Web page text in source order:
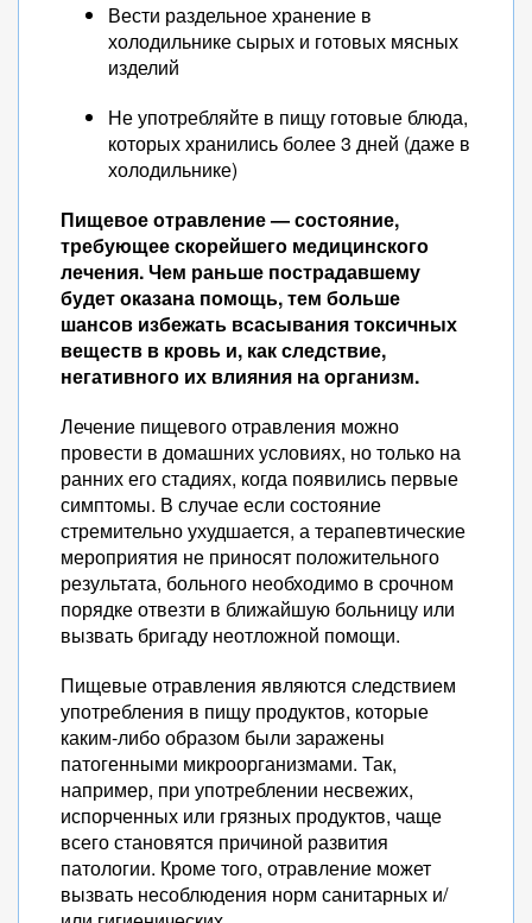
Вести раздельное хранение в
холодильнике сырых и готовых мясных
изделий
Не употребляйте в пищу готовые блюда,
которых хранились более 3 дней (даже в
холодильнике)
Пищевое отравление — состояние,
требующее скорейшего медицинского
лечения. Чем раньше пострадавшему
будет оказана помощь, тем больше
шансов избежать всасывания токсичных
веществ в кровь и, как следствие,
негативного их влияния на организм.
Лечение пищевого отравления можно
провести в домашних условиях, но только на
ранних его стадиях, когда появились первые
симптомы. В случае если состояние
стремительно ухудшается, а терапевтические
мероприятия не приносят положительного
результата, больного необходимо в срочном
порядке отвезти в ближайшую больницу или
вызвать бригаду неотложной помощи.
Пищевые отравления являются следствием
употребления в пищу продуктов, которые
каким-либо образом были заражены
патогенными микроорганизмами. Так,
например, при употреблении несвежих,
испорченных или грязных продуктов, чаще
всего становятся причиной развития
патологии. Кроме того, отравление может
вызвать несоблюдения норм санитарных и/